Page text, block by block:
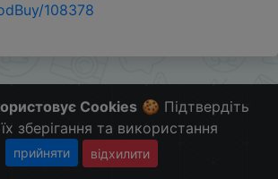
108378
Cookies 🍪 Підтвердіть
зберігання та використання
прийняти відхилити